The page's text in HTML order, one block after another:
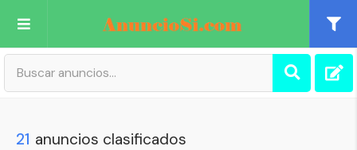
Publica tu Anuncio
21 anuncios clasificados